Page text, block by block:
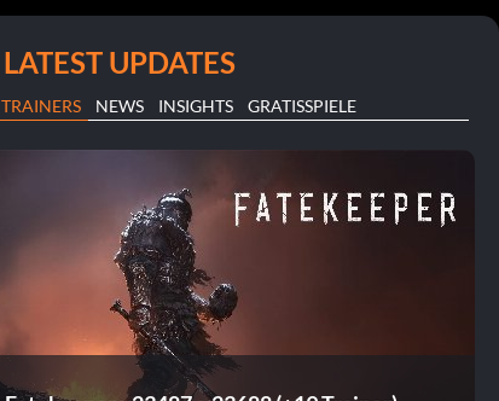
LATEST UPDATES
TRAINERS NEWS INSIGHTS GRATISSPIELE